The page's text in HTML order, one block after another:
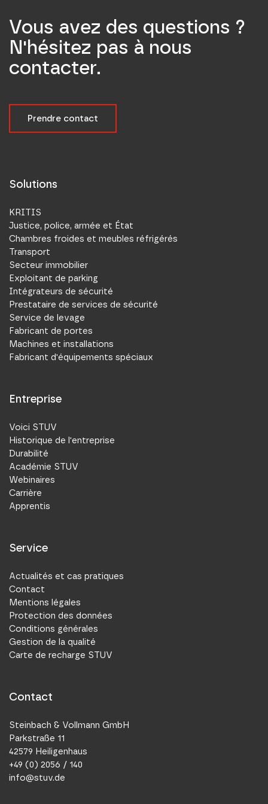
Vous avez des questions ?
N'hésitez pas à nous
contacter.
Prendre contact
Solutions
KRITIS
Justice, police, armée et État
Chambres froides et meubles réfrigérés
Transport
Secteur immobilier
Exploitant de parking
Intégrateurs de sécurité
Prestataire de services de sécurité
Service de levage
Fabricant de portes
Machines et installations
Fabricant d'équipements spéciaux
Entreprise
Voici STUV
Historique de l'entreprise
Durabilité
Académie STUV
Webinaires
Carrière
Apprentis
Service
Actualités et cas pratiques
Contact
Mentions légales
Protection des données
Conditions générales
Gestion de la qualité
Carte de recharge STUV
Contact
Steinbach & Vollmann GmbH
Parkstraße 11
42579 Heiligenhaus
+49 (0) 2056 / 140
info@stuv.de